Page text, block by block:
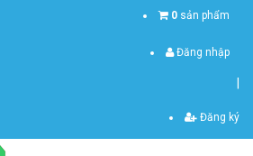
0 sản phẩm
Đăng nhập
Đăng ký